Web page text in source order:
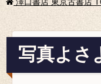
澤口書店 東京古書店
写真よさ